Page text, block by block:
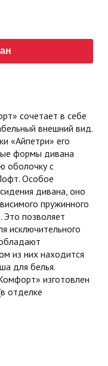
сочетает в себе
внешний вид.
«Айпетри» его
формы дивана
оболочку с
Особое
дивана, оно
пружинного
Это позволяет
исключительного
из них находится
для белья.
изготовлен
отделке